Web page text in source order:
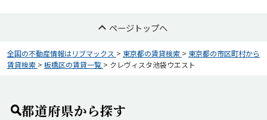
ページトップへ
全国の不動産情報はリブマックス > 東京都の賃貸検索 > 東京都の市区町村から
賃貸検索 > 板橋区の賃貸一覧 > クレヴィスタ池袋ウエスト
都道府県から探す